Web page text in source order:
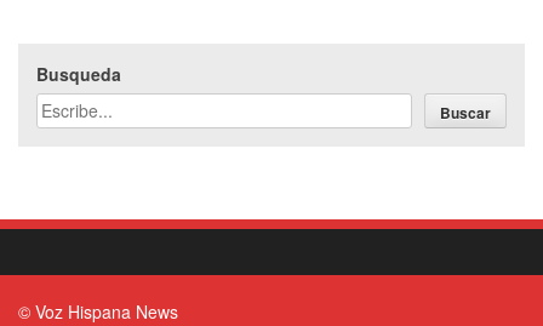
Busqueda
Buscar
© Voz Hispana News